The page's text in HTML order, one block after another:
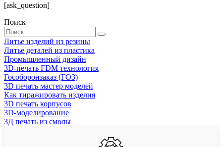
[ask_question]
Поиск
Search
for:
Литье изделий из резины
Литье деталей из пластика
Промышленный дизайн
3D-печать FDM технология
Гособоронзаказ (ГОЗ)
3D печать мастер моделей
Как тиражировать изделия
3D печать корпусов
3D-моделирование
3Д печать из смолы